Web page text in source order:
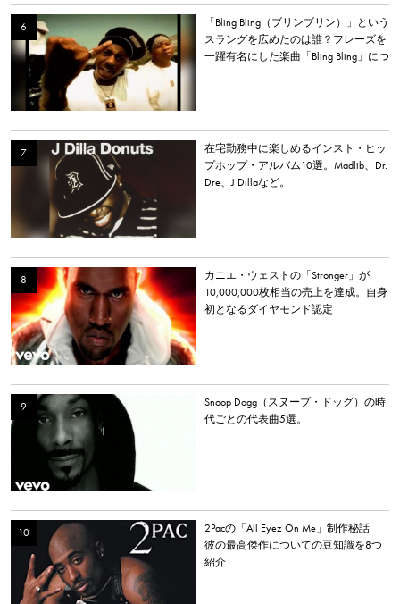
「Bling Bling（ブリンブリン）」という
スラングを広めたのは誰？フレーズを
一躍有名にした楽曲「Bling Bling」につ
在宅勤務中に楽しめるインスト・ヒッ
プホップ・アルバム10選。Madlib、Dr.
Dre、J Dillaなど。
カニエ・ウェストの「Stronger」が
10,000,000枚相当の売上を達成。自身
初となるダイヤモンド認定
Snoop Dogg（スヌープ・ドッグ）の時
代ごとの代表曲5選。
2Pacの「All Eyez On Me」制作秘話
彼の最高傑作についての豆知識を8つ
紹介